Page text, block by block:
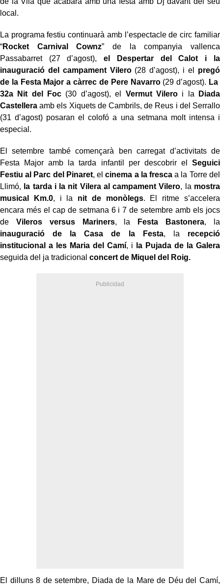
local.
La programa festiu continuarà amb l’espectacle de circ familiar
“Rocket Carnival Cownz” de la companyia vallenca
Passabarret (27 d’agost),el Despertar del Calot i la
inauguració del campament Vilero(28 d’agost), i el pregó
de la Festa Major a càrrec de Pere Navarro(29 d’agost). La
32a Nit del Foc (30 d’agost), el Vermut Vileroi la
Diada
Castellera amb els Xiquets de Cambrils, de Reus i del Serrallo
(31 d’agost) posaran el colofó a una setmana molt intensa i
especial.
El setembre també començarà ben carregat d’activitats de
Festa Major amb la tarda infantil per descobrir el Seguici
Festiu al Parc del Pinaret, elcinema a la fresca a la Torre del
Llimó, la tarda i la nit Vilera al campament Vilero, la mostra
musical Km.0, i la nit de monòlegs. El ritme s’accelera
encara més el cap de setmana 6 i 7 de setembre amb els jocs
de Vileros versus Mariners, la Festa Bastonera, la
inauguració de la Casa de la Festa, la recepció
institucional a les Maria del Camí, i
la Pujada de la Galera
seguida del ja tradicional concert de Miquel del Roig.
El dilluns 8 de setembre, Diada de la Mare de Déu del Camí,